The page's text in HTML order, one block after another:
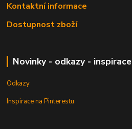
Kontaktní informace
Dostupnost zboží
Novinky - odkazy - inspirace
Odkazy
Inspirace na Pinterestu